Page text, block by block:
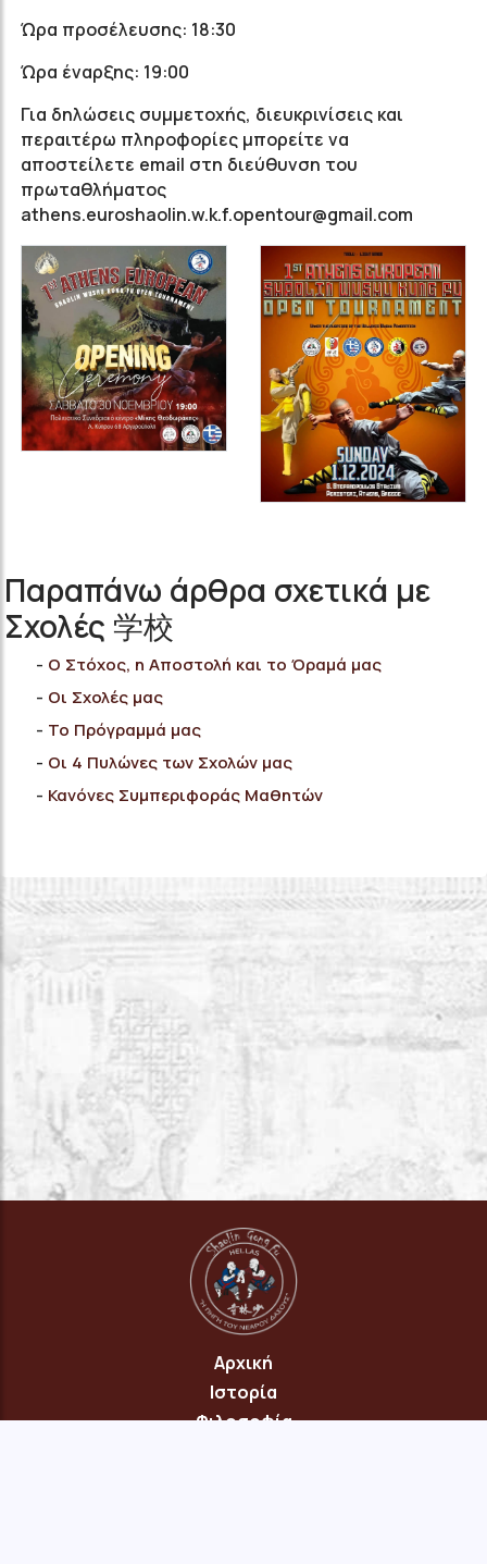
Ώρα προσέλευσης: 18:30
Ώρα έναρξης: 19:00
Για δηλώσεις συμμετοχής, διευκρινίσεις και
περαιτέρω πληροφορίες μπορείτε να
αποστείλετε email στη διεύθυνση του
πρωταθλήματος
athens.euroshaolin.w.k.f.opentour@gmail.com
Παραπάνω άρθρα σχετικά με
Σχολές 学校
Ο Στόχος, η Αποστολή και το Όραμά μας
Οι Σχολές μας
Το Πρόγραμμά μας
Οι 4 Πυλώνες των Σχολών μας
Κανόνες Συμπεριφοράς Μαθητών
Αρχική
Ιστορία
Φιλοσοφία